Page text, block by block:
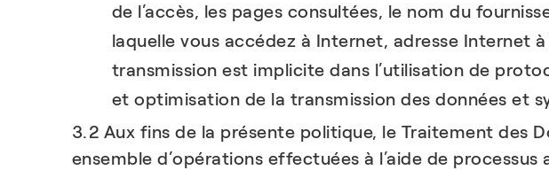
de l’accès, les pages consultées, le nom du
laquelle vous accédez à Internet, adresse Internet
transmission est implicite dans l’utilisation de
et optimisation de la transmission des données et
3.2 Aux fins de la présente politique, le Traitement des
ensemble d’opérations effectuées à l’aide de